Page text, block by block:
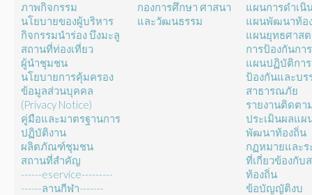
ภาพกิจกรรม
นโยบายของผู้บริหาร
กิจกรรมนำร่อง บึงมะลู
สถานที่ท่องเที่ยว
ผู้นำชุมชน
นโยบายการคุ้มครอง
ข้อมูลส่วนบุคคล
(Privacy Notice)
คู่มือและมาตรฐานการ
ปฏิบัติงาน
ผลิตภัณฑ์ชุมชน
สถานที่สำคัญ
------eservice---------
------ลานกีฬา-------
กองการศึกษา ศาสนา
และวัฒนธรรม
แผนการดำเนิ
แผนพัฒนาท้อ
แผนยุทธศาส
การป้องกันกา
แผนปฏิบัติการ
ป้องกันและบร
สาธารณภัย
รายงานติดตา
ประเมินผลแผ
พัฒนาท้องถิ่น
กฏหมายและร
ที่เกี่ยวข้องกับ
ท้องถิ่น
ข้อบัญญัติงบ